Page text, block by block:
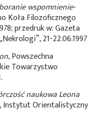
wspomnienie-
Koła Filozoficznego
przedruk w: Gazeta
21-22.06.1997
, Powszechna
Towarzystwo
naukowa Leona
Instytut Orientalistyczny